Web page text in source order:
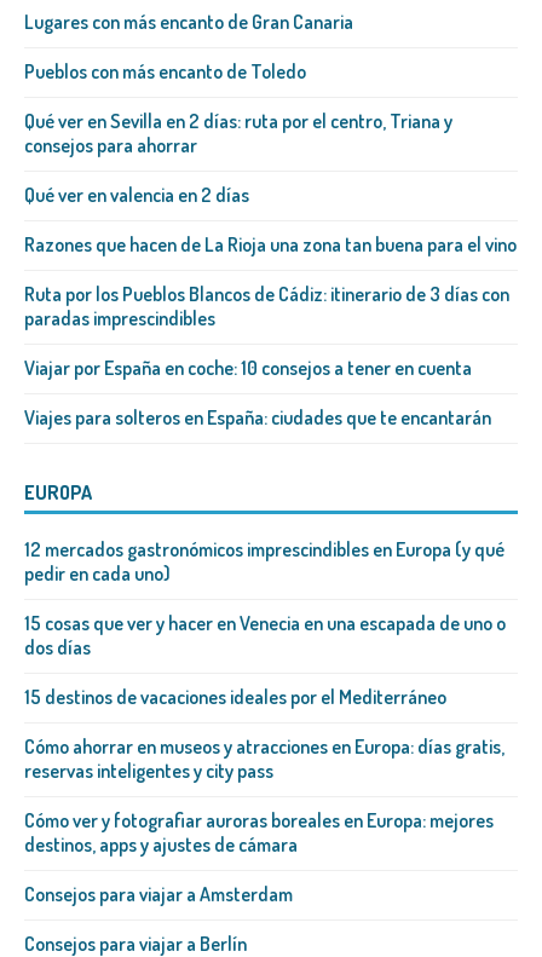
Lugares con más encanto de Gran Canaria
Pueblos con más encanto de Toledo
Qué ver en Sevilla en 2 días: ruta por el centro, Triana y
consejos para ahorrar
Qué ver en valencia en 2 días
Razones que hacen de La Rioja una zona tan buena para el vino
Ruta por los Pueblos Blancos de Cádiz: itinerario de 3 días con
paradas imprescindibles
Viajar por España en coche: 10 consejos a tener en cuenta
Viajes para solteros en España: ciudades que te encantarán
EUROPA
12 mercados gastronómicos imprescindibles en Europa (y qué
pedir en cada uno)
15 cosas que ver y hacer en Venecia en una escapada de uno o
dos días
15 destinos de vacaciones ideales por el Mediterráneo
Cómo ahorrar en museos y atracciones en Europa: días gratis,
reservas inteligentes y city pass
Cómo ver y fotografiar auroras boreales en Europa: mejores
destinos, apps y ajustes de cámara
Consejos para viajar a Amsterdam
Consejos para viajar a Berlín